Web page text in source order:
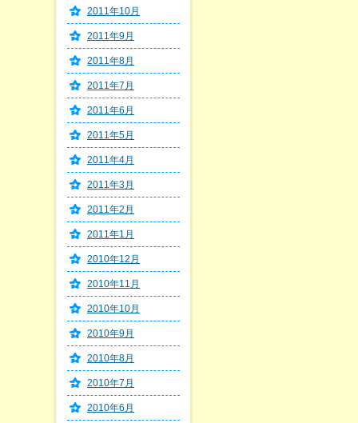
2011年10月
2011年9月
2011年8月
2011年7月
2011年6月
2011年5月
2011年4月
2011年3月
2011年2月
2011年1月
2010年12月
2010年11月
2010年10月
2010年9月
2010年8月
2010年7月
2010年6月